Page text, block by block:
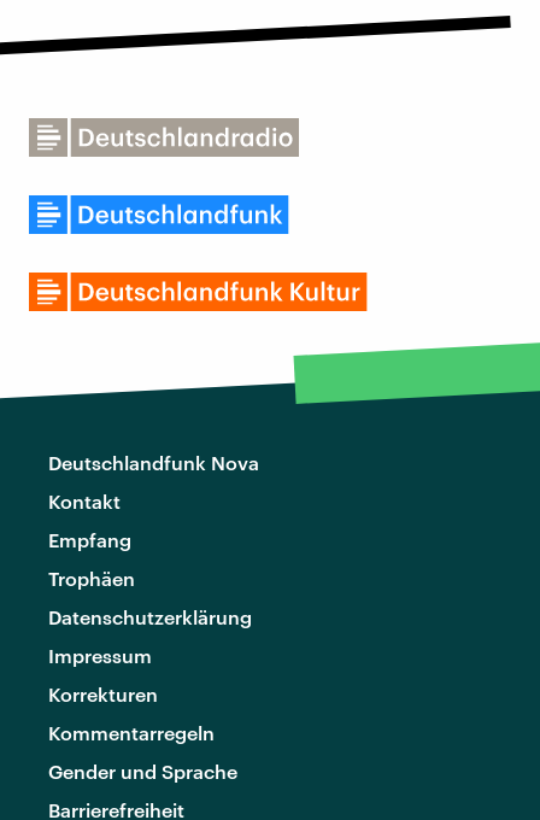
Deutschlandfunk Nova
Kontakt
Empfang
Trophäen
Datenschutzerklärung
Impressum
Korrekturen
Kommentarregeln
Gender und Sprache
Barrierefreiheit